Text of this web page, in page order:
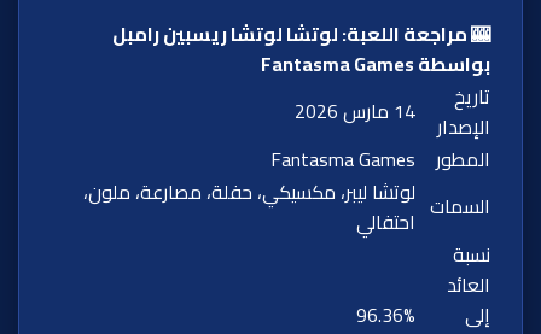
🎰 مراجعة اللعبة: لوتشا لوتشا ريسبين رامبل
بواسطة Fantasma Games
تاريخ
الإصدار
14 مارس 2026
المطور
Fantasma Games
السمات لوتشا ليبر، مكسيكي، حفلة، مصارعة، ملون،
احتفالي
نسبة
العائد
إلى
96.36%